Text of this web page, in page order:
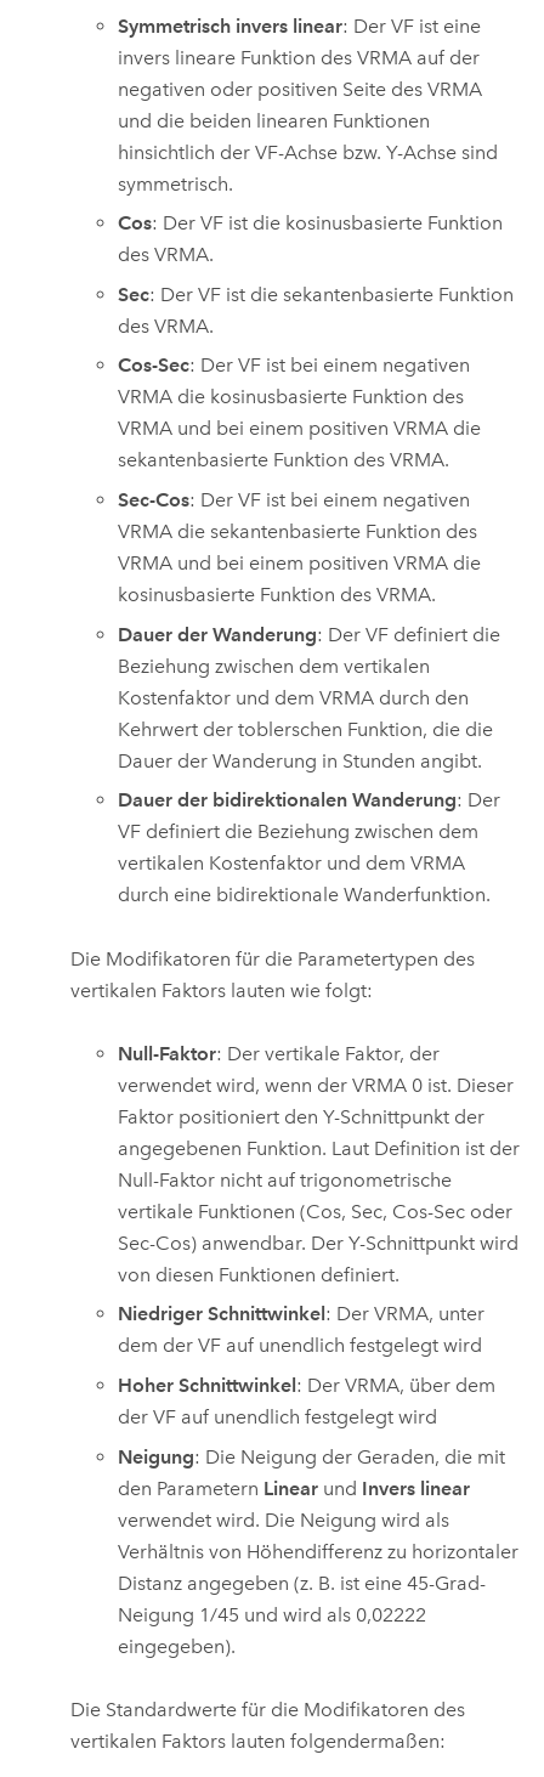
Symmetrisch invers linear: Der VF ist eine
invers lineare Funktion des VRMA auf der
negativen oder positiven Seite des VRMA
und die beiden linearen Funktionen
hinsichtlich der VF-Achse bzw. Y-Achse sind
symmetrisch.
Cos: Der VF ist die kosinusbasierte Funktion
des VRMA.
Sec: Der VF ist die sekantenbasierte Funktion
des VRMA.
Cos-Sec: Der VF ist bei einem negativen
VRMA die kosinusbasierte Funktion des
VRMA und bei einem positiven VRMA die
sekantenbasierte Funktion des VRMA.
Sec-Cos: Der VF ist bei einem negativen
VRMA die sekantenbasierte Funktion des
VRMA und bei einem positiven VRMA die
kosinusbasierte Funktion des VRMA.
Dauer der Wanderung: Der VF definiert die
Beziehung zwischen dem vertikalen
Kostenfaktor und dem VRMA durch den
Kehrwert der toblerschen Funktion, die die
Dauer der Wanderung in Stunden angibt.
Dauer der bidirektionalen Wanderung: Der
VF definiert die Beziehung zwischen dem
vertikalen Kostenfaktor und dem VRMA
durch eine bidirektionale Wanderfunktion.
Die Modifikatoren für die Parametertypen des
vertikalen Faktors lauten wie folgt:
Null-Faktor: Der vertikale Faktor, der
verwendet wird, wenn der VRMA 0 ist. Dieser
Faktor positioniert den Y-Schnittpunkt der
angegebenen Funktion. Laut Definition ist der
Null-Faktor nicht auf trigonometrische
vertikale Funktionen (Cos, Sec, Cos-Sec oder
Sec-Cos) anwendbar. Der Y-Schnittpunkt wird
von diesen Funktionen definiert.
Niedriger Schnittwinkel : Der VRMA, unter
dem der VF auf unendlich festgelegt wird
Hoher Schnittwinkel: Der VRMA, über dem
der VF auf unendlich festgelegt wird
Neigung: Die Neigung der Geraden, die mit
den Parametern Linear und Invers linear
verwendet wird. Die Neigung wird als
Verhältnis von Höhendifferenz zu horizontaler
Distanz angegeben (z. B. ist eine 45-Grad-
Neigung 1/45 und wird als 0,02222
eingegeben).
Die Standardwerte für die Modifikatoren des
vertikalen Faktors lauten folgendermaßen: